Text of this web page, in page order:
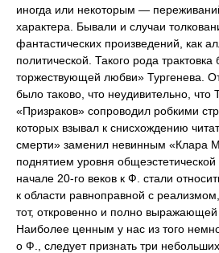
иногда или некоторым —
характера. Бывали и случаи
фантастических произведений, как
политической. Такого рода
торжествующей любви» Тургенева.
было таково, что неудивительно, что
«Призраков» сопроводил робкими
которых взывал к снисхождению
смерти» заменил невинным «Клара
поднятием уровня
начале 20-го веков к Ф. стали
к области равноправной с
тот, откровенно и полно выражающей
Наиболее ценным у нас из того
о Ф., следует признать три